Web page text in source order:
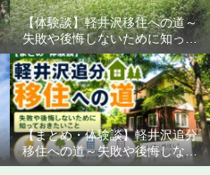
【体験談】軽井沢移住への道～
失敗や後悔しないために知って
おきたいこと
【まとめ・体験談】軽井沢追分
移住への道～失敗や後悔しない
ために知っておきたいこと